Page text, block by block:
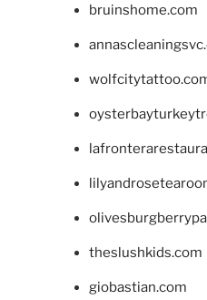
bruinshome.com
theslushkids.com
giobastian.com